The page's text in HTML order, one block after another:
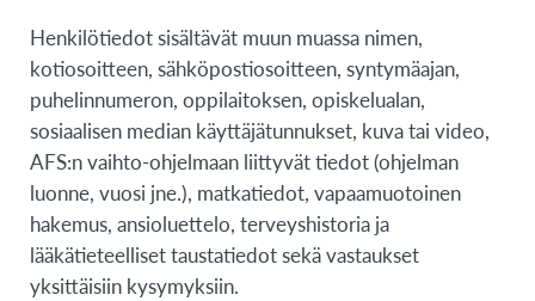
Henkilötiedot sisältävät muun muassa nimen,
kotiosoitteen, sähköpostiosoitteen, syntymäajan,
puhelinnumeron, oppilaitoksen, opiskelualan,
sosiaalisen median käyttäjätunnukset, kuva tai video,
AFS:n vaihto-ohjelmaan liittyvät tiedot (ohjelman
luonne, vuosi jne.), matkatiedot, vapaamuotoinen
hakemus, ansioluettelo, terveyshistoria ja
lääkätieteelliset taustatiedot sekä vastaukset
yksittäisiin kysymyksiin.